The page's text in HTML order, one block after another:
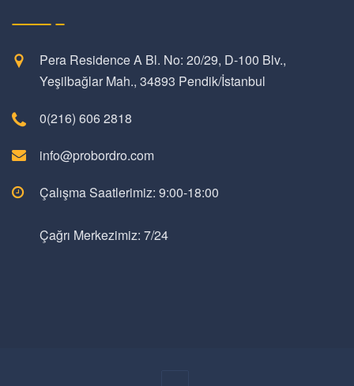
Pera Residence A Bl. No: 20/29, D-100 Blv.,
Yeşilbağlar Mah., 34893 Pendik/İstanbul
0(216) 606 2818
info@probordro.com
Çalışma Saatlerimiz: 9:00-18:00
Çağrı Merkezimiz: 7/24